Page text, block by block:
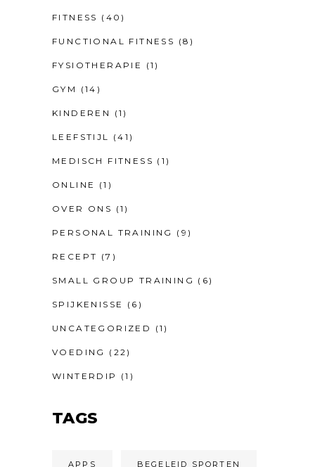
FITNESS (40)
FUNCTIONAL FITNESS (8)
FYSIOTHERAPIE (1)
GYM (14)
KINDEREN (1)
LEEFSTIJL (41)
MEDISCH FITNESS (1)
ONLINE (1)
OVER ONS (1)
PERSONAL TRAINING (9)
RECEPT (7)
SMALL GROUP TRAINING (6)
SPIJKENISSE (6)
UNCATEGORIZED (1)
VOEDING (22)
WINTERDIP (1)
TAGS
APPS BEGELEID SPORTEN